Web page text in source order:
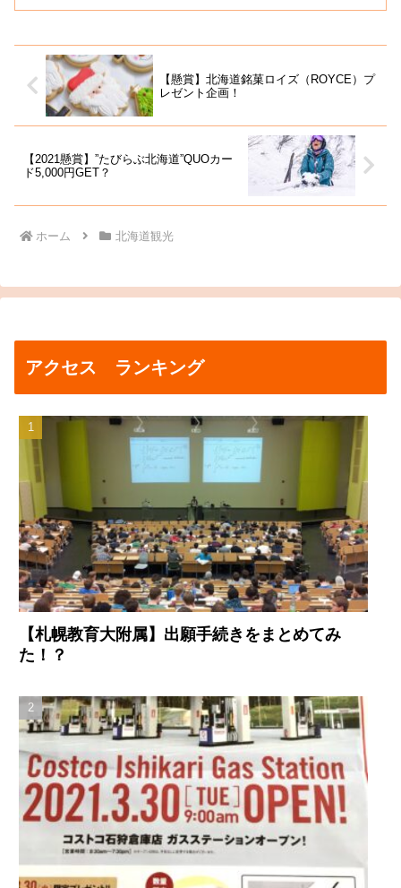
【懸賞】北海道銘菓ロイズ（ROYCE）プ
レゼント企画！
【2021懸賞】”たびらぶ北海道”QUOカー
ド5,000円GET？
ホーム 北海道観光
アクセス ランキング
【札幌教育大附属】出願手続きをまとめてみ
た！？